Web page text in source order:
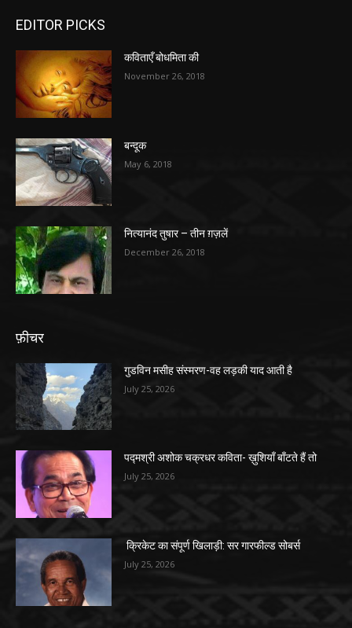
EDITOR PICKS
कविताएँ बोधमिता की
November 26, 2018
बन्दूक
May 6, 2018
नित्यानंद तुषार – तीन ग़ज़लें
December 26, 2018
फ़ीचर
गुडविन मसीह संस्मरण-वह लड़की याद आती है
July 25, 2026
पद्मश्री अशोक चक्रधर कविता- ख़ुशियाँ बाँटते हैं तो
July 25, 2026
क्रिकेट का संपूर्ण खिलाड़ी: सर गारफील्ड सोबर्स
July 25, 2026